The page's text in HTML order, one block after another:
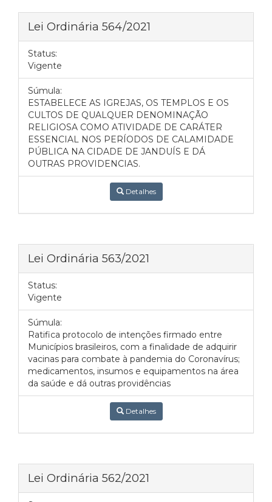
Lei Ordinária 564/2021
Status:
Vigente
Súmula:
ESTABELECE AS IGREJAS, OS TEMPLOS E OS
CULTOS DE QUALQUER DENOMINAÇÃO
RELIGIOSA COMO ATIVIDADE DE CARÁTER
ESSENCIAL NOS PERÍODOS DE CALAMIDADE
PÚBLICA NA CIDADE DE JANDUÍS E DÁ
OUTRAS PROVIDENCIAS.
Detalhes
Lei Ordinária 563/2021
Status:
Vigente
Súmula:
Ratifica protocolo de intenções firmado entre
Municípios brasileiros, com a finalidade de adquirir
vacinas para combate à pandemia do Coronavírus;
medicamentos, insumos e equipamentos na área
da saúde e dá outras providências
Detalhes
Lei Ordinária 562/2021